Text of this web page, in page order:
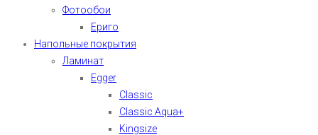
Фотообои
Ериго
Напольные покрытия
Ламинат
Egger
Classic
Classic Aqua+
Kingsize